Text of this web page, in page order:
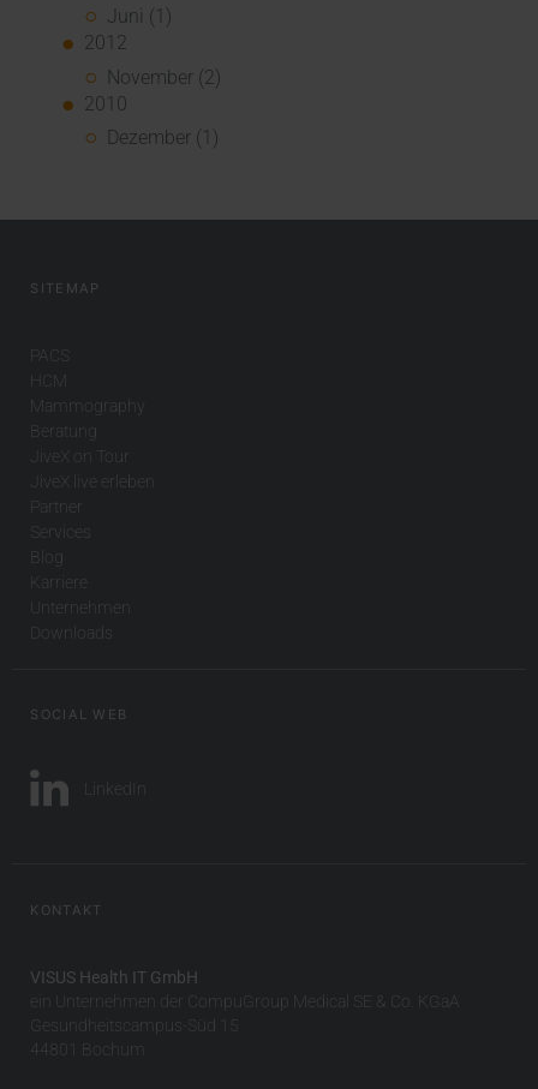
Juni (1)
2012
November (2)
2010
Dezember (1)
SITEMAP
PACS
HCM
Mammography
Beratung
JiveX on Tour
JiveX live erleben
Partner
Services
Blog
Karriere
Unternehmen
Downloads
SOCIAL WEB
LinkedIn
KONTAKT
VISUS Health IT GmbH
ein Unternehmen der CompuGroup Medical SE & Co. KGaA
Gesundheitscampus-Süd 15
44801 Bochum